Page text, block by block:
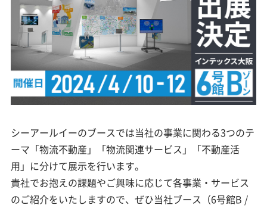
シーアールイーのブースでは当社の事業に関わる3つのテ
ーマ「物流不動産」「物流関連サービス」「不動産活
用」に分けて展示を行います。
貴社でお抱えの課題やご興味に応じて各事業・サービス
のご紹介をいたしますので、ぜひ当社ブース（6号館B /